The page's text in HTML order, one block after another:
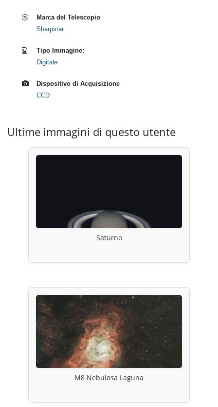
Marca del Telescopio
Sharpstar
Tipo Immagine:
Digitale
Dispositivo di Acquisizione
CCD
Ultime immagini di questo utente
Saturno
M8 Nebulosa Laguna